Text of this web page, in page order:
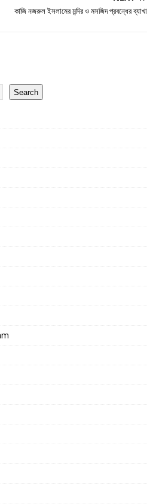
কাজি নজরুল ইসলামের মন্দির ও মসজিদ প্রবন্ধের ব্যাখা
Search